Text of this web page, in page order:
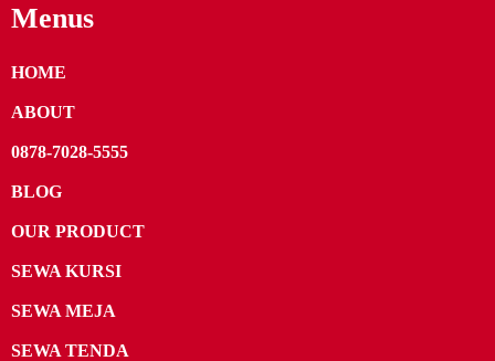
Menus
HOME
ABOUT
0878-7028-5555
BLOG
OUR PRODUCT
SEWA KURSI
SEWA MEJA
SEWA TENDA